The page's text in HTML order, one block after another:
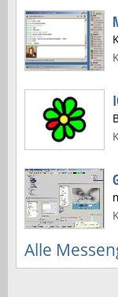
Alle